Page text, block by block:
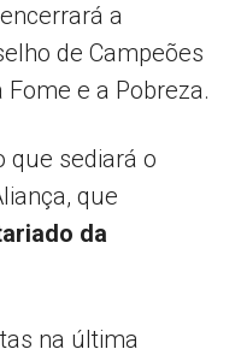
a
de Campeões
e a Pobreza.
que sediará o
que
da
na última